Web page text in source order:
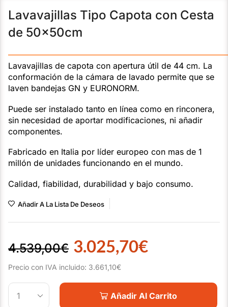
Lavavajillas Tipo Capota con Cesta
de 50x50cm
Lavavajillas de capota con apertura útil de 44 cm. La
conformación de la cámara de lavado permite que se
laven bandejas GN y EURONORM.
Puede ser instalado tanto en línea como en rinconera,
sin necesidad de aportar modificaciones, ni añadir
componentes.
Fabricado en Italia por líder europeo con mas de 1
millón de unidades funcionando en el mundo.
Calidad, fiabilidad, durabilidad y bajo consumo.
Añadir A La Lista De Deseos
4.539,00€ 3.025,70€
Precio con IVA incluido: 3.661,10€
Añadir Al Carrito